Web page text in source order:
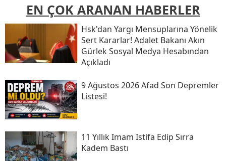
EN ÇOK ARANAN HABERLER
Hsk'dan Yargı Mensuplarına Yönelik
Sert Kararlar! Adalet Bakanı Akın
Gürlek Sosyal Medya Hesabından
Açıkladı
9 Ağustos 2026 Afad Son Depremler
Listesi!
11 Yıllık Imam Istifa Edip Sırra
Kadem Bastı